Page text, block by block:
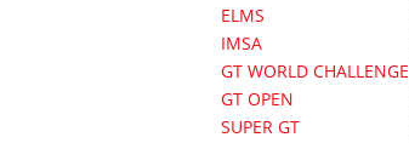
ELMS
IMSA
GT WORLD CHALLENGE
GT OPEN
SUPER GT